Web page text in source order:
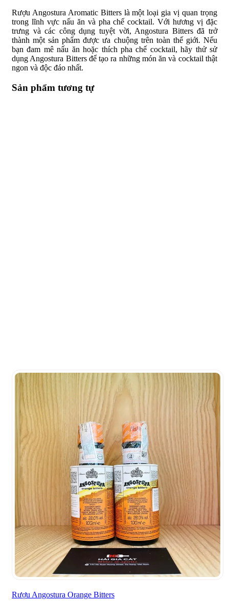
Rượu Angostura Aromatic Bitters là một loại gia vị quan trọng
trong lĩnh vực nấu ăn và pha chế cocktail. Với hương vị đặc
trưng và các công dụng tuyệt vời, Angostura Bitters đã trở
thành một sản phẩm được ưa chuộng trên toàn thế giới. Nếu
bạn đam mê nấu ăn hoặc thích pha chế cocktail, hãy thử sử
dụng Angostura Bitters để tạo ra những món ăn và cocktail thật
ngon và độc đáo nhất.
Sản phẩm tương tự
Rượu Angostura Orange Bitters